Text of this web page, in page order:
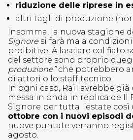
riduzione delle riprese in
altri tagli di produzione
Insomma, la nuova stagione
Signore si farà ma a
proibitive. A lasciare col fiato
del settore sono proprio
produzione”che potrebbero
di attori o lo staff tecnico.
In ogni caso, Rai1 avrebbe
messa in onda in replica de Il
Signore per tutta l’estate così
ottobre con i nuovi episodi
nuove puntate verranno
agosto.